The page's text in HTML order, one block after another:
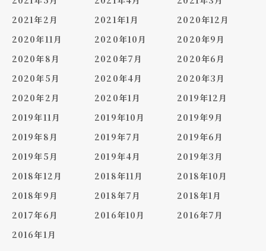
2021年2月
2021年1月
2020年12月
2020年11月
2020年10月
2020年9月
2020年8月
2020年7月
2020年6月
2020年5月
2020年4月
2020年3月
2020年2月
2020年1月
2019年12月
2019年11月
2019年10月
2019年9月
2019年8月
2019年7月
2019年6月
2019年5月
2019年4月
2019年3月
2018年12月
2018年11月
2018年10月
2018年9月
2018年7月
2018年1月
2017年6月
2016年10月
2016年7月
2016年1月